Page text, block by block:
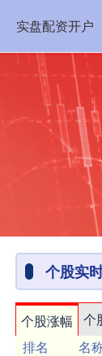
实盘配资开户
个股实
个股涨幅 个
排名
名